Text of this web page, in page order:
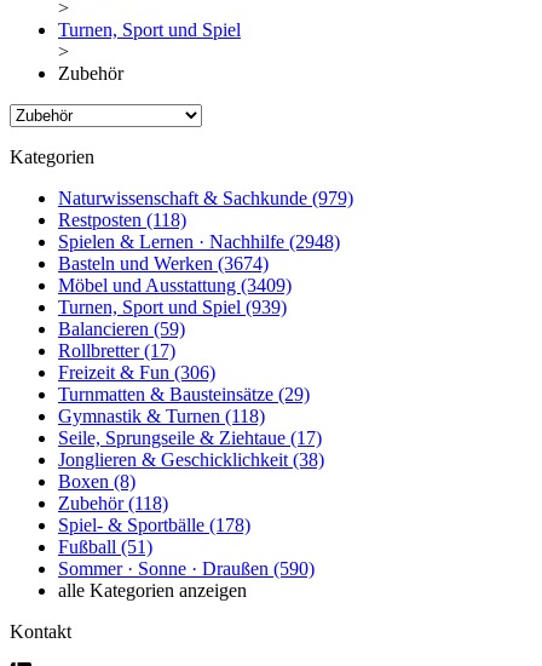
>
Turnen, Sport und Spiel
>
Zubehör
Kategorien
Naturwissenschaft & Sachkunde (979)
Restposten (118)
Spielen & Lernen · Nachhilfe (2948)
Basteln und Werken (3674)
Möbel und Ausstattung (3409)
Turnen, Sport und Spiel (939)
Balancieren (59)
Rollbretter(17)
Freizeit & Fun (306)
Turnmatten & Bausteinsätze (29)
Gymnastik & Turnen (118)
Seile, Sprungseile & Ziehtaue (17)
Jonglieren & Geschicklichkeit(38)
Boxen (8)
Zubehör(118)
Spiel- & Sportbälle (178)
Fußball (51)
Sommer · Sonne · Draußen (590)
alle Kategorien anzeigen
Kontakt